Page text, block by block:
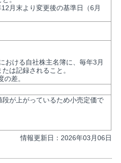
月末より変更後の基準日（6月
おける自社株主名簿に、毎年3月
は記録されること。
差。
が上がっているため小売定価で
情報更新日：2026年03月06日